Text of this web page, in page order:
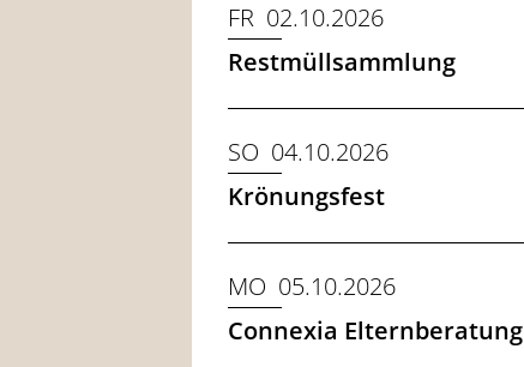
FR 02.10.2026
Restmüllsammlung
SO 04.10.2026
Krönungsfest
MO 05.10.2026
Connexia Elternberatung